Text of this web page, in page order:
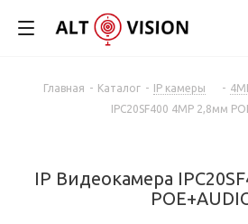
Главная - Каталог - IP камеры -
IPС20SF400 4MP 2,8мм
IP Видеокамера